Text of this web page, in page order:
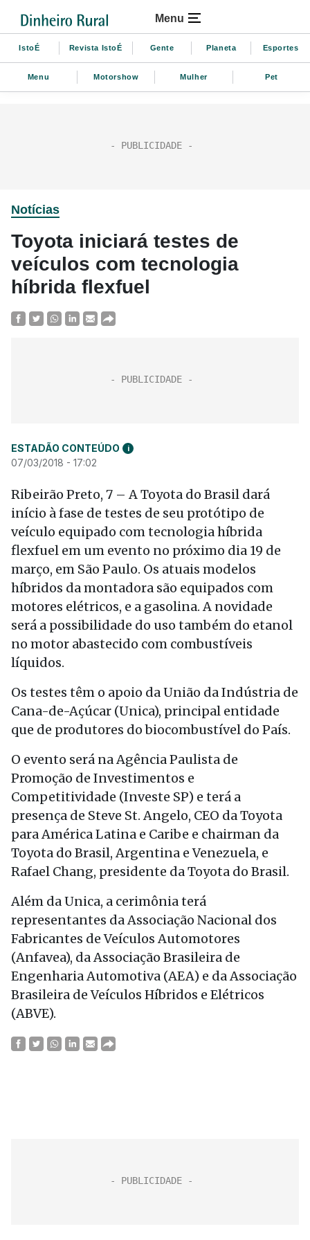
Menu
IstoÉ Revista IstoÉ Gente Planeta Esportes
Menu Motorshow Mulher Pet
Notícias
Toyota iniciará testes de
veículos com tecnologia
híbrida flexfuel
ESTADÃO CONTEÚDO i
07/03/2018 - 17:02
Ribeirão Preto, 7 – A Toyota do Brasil dará
início à fase de testes de seu protótipo de
veículo equipado com tecnologia híbrida
flexfuel em um evento no próximo dia 19 de
março, em São Paulo. Os atuais modelos
híbridos da montadora são equipados com
motores elétricos, e a gasolina. A novidade
será a possibilidade do uso também do etanol
no motor abastecido com combustíveis
líquidos.
Os testes têm o apoio da União da Indústria de
Cana-de-Açúcar (Unica), principal entidade
que de produtores do biocombustível do País.
O evento será na Agência Paulista de
Promoção de Investimentos e
Competitividade (Investe SP) e terá a
presença de Steve St. Angelo, CEO da Toyota
para América Latina e Caribe e chairman da
Toyota do Brasil, Argentina e Venezuela, e
Rafael Chang, presidente da Toyota do Brasil.
Além da Unica, a cerimônia terá
representantes da Associação Nacional dos
Fabricantes de Veículos Automotores
(Anfavea), da Associação Brasileira de
Engenharia Automotiva (AEA) e da Associação
Brasileira de Veículos Híbridos e Elétricos
(ABVE).